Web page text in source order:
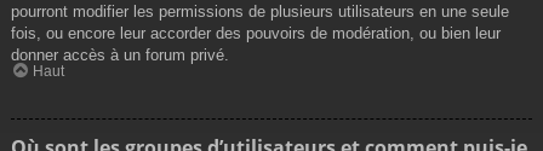
pourront modifier les permissions de plusieurs utilisateurs en une seule
fois, ou encore leur accorder des pouvoirs de modération, ou bien leur
donner accès à un forum privé.
Haut